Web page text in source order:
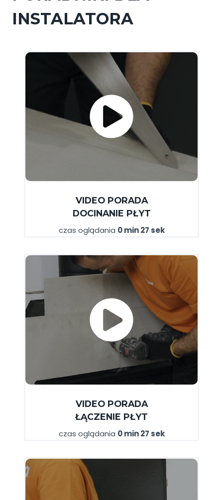
INSTALATORA
VIDEO PORADA
DOCINANIE PŁYT
czas oglądania 0 min 27 sek
VIDEO PORADA
ŁĄCZENIE PŁYT
czas oglądania 0 min 27 sek